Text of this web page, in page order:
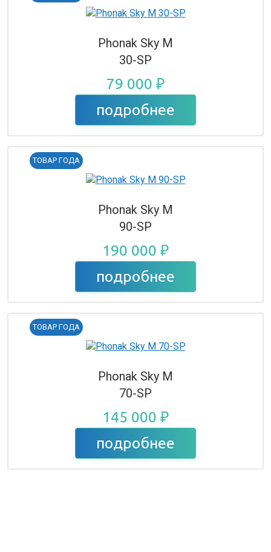
Phonak Sky M
30-SP
79 000 ₽
подробнее
ТОВАР ГОДА
Phonak Sky M
90-SP
190 000 ₽
подробнее
ТОВАР ГОДА
Phonak Sky M
70-SP
145 000 ₽
подробнее